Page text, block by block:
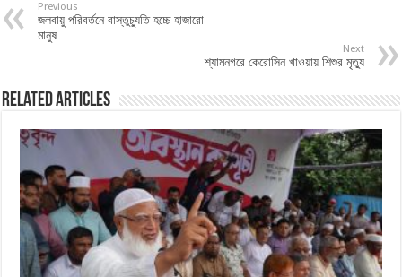
Previous
জলবায়ু পরিবর্তনে বাস্তুচ্যুতি হচ্চে হাজারো
মানুষ
Next
শ্যামনগরে কেরোসিন খাওয়ায় শিশুর মৃত্যু
Related Articles